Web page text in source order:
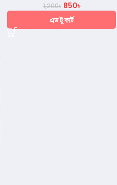
1,200৳ 850৳
এড টু কার্ট